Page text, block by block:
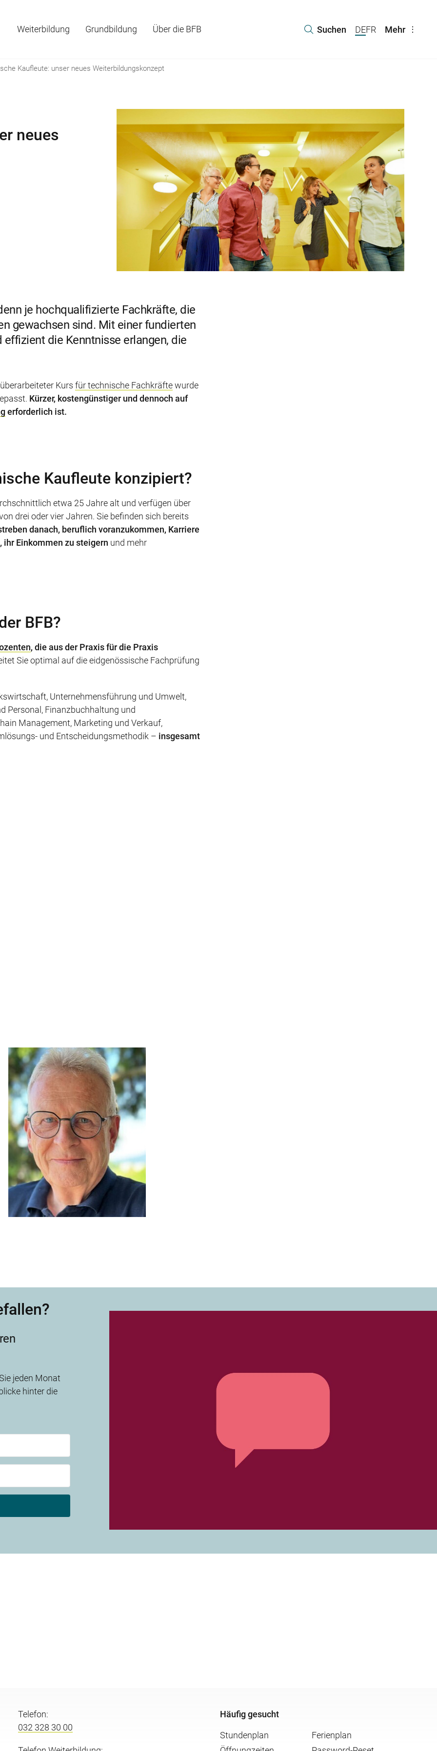
Weiterbildung Grundbildung Über die BFB Suchen DEFR Mehr
Kaufleute: unser neues Weiterbildungskonzept
neues
je hochqualifizierte Fachkräfte, die
gewachsen sind. Mit einer fundierten
die Kenntnisse erlangen, die
Kurs für technische Fachkräftewurde
Kürzer, kostengünstiger und dennoch auf
erforderlich ist.
Kaufleute konzipiert?
etwa 25 Jahre alt und verfügen über
drei oder vier Jahren. Sie befinden sich bereits
danach, beruflich voranzukommen, Karriere
ihr Einkommen zu steigern und mehr
BFB?
, die aus der Praxis für die Praxis
Sie optimal auf die eidgenössische Fachprüfung
Unternehmensführung und Umwelt,
Personal, Finanzbuchhaltung und
Management, Marketing und Verkauf,
und Entscheidungsmethodik – insgesamt
jeden Monat
hinter die
Telefon:
032 328 30 00
Häufig gesucht
Stundenplan
Ferienplan